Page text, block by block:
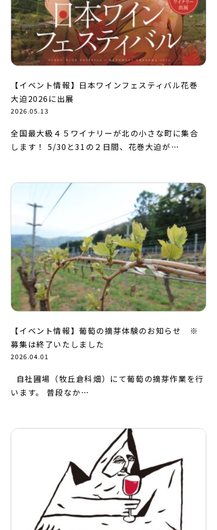
【イベント情報】日本ワインフェスティバル花巻
大迫2026に出展
2026.05.13
全国最大級４５ワイナリーが北の小さな町に集合
します！ 5/30と31の２日間、花巻大迫が…
【イベント情報】葡萄の摘芽体験のお知らせ ※
募集は終了いたしました
2026.04.01
自社圃場（牧丘倉科畑）にて葡萄の摘芽作業を行
います。 普段なか…